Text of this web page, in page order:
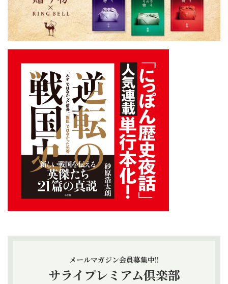
メールマガジン会員募集中!!
サライプレミアム倶楽部